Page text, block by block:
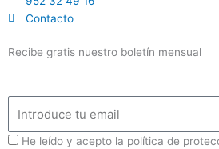
Contacto
Recibe gratis nuestro boletín mensual
ProteccionDatos
He leído y acepto la política de